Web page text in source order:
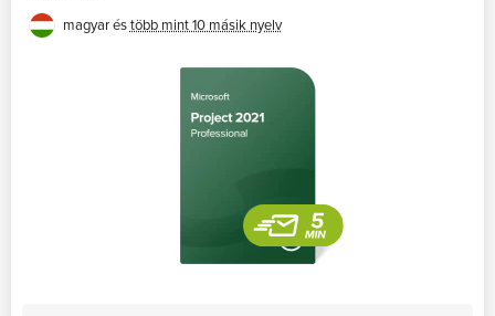
magyar éstöbb mint 10 másik nyelv